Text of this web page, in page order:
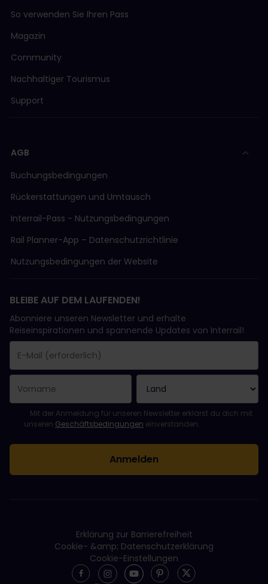
So verwenden Sie Ihren Pass
Magazin
Community
Nachhaltiger Tourismus
Support
AGB
Buchungsbedingungen
Rückerstattungen und Umtausch
Interrail-Pass - Nutzungsbedingungen
Rail Planner-App – Datenschutzrichtlinie
Nutzungsbedingungen der Website
BLEIBE AUF DEM LAUFENDEN!
Abonniere unseren Newsletter und erhalte
Reiseinspirationen und spannende Updates von Interrail!
Sie haben sich erfolgreich angemeldet.
Das Feld „E-Mail-Adresse“ ist ein Pflichtfeld!
Diese E-Mail-Adresse ist ungültig!
Beim Abonnieren des Newsletters ist ein Fehler aufgetreten.
Du hast diesen Newsletter bereits abonniert!
Bitte stimme den Allgemeinen Geschäftsbedingungen zu, um
Mit der Anmeldung für unseren Newsletter erklärst du dich mit
unseren Geschäftsbedingungen einverstanden.
Erklärung zur Barrierefreiheit
Cookie- &amp; Datenschutzerklärung
Cookie-Einstellungen